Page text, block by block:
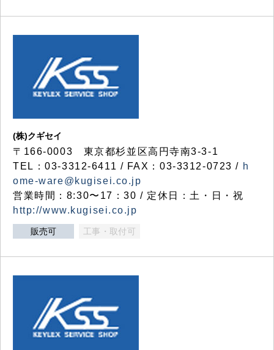
(株)クギセイ
〒166-0003 東京都杉並区高円寺南3-3-1
TEL：03-3312-6411 / FAX：03-3312-0723 / h
ome-ware@kugisei.co.jp
営業時間：8:30〜17：30 / 定休日：土・日・祝
http://www.kugisei.co.jp
販売可 工事・取付可